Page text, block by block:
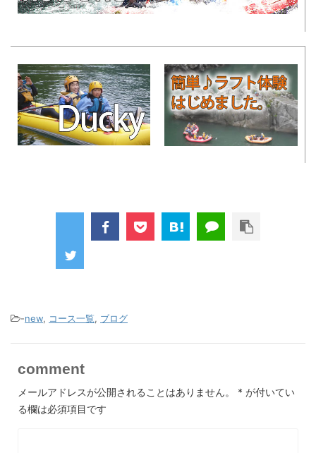
-new, コース一覧, ブログ
comment
メールアドレスが公開されることはありません。 * が付いてい
る欄は必須項目です